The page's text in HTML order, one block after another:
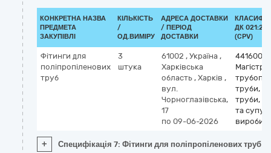
КОНКРЕТНА НАЗВА
ПРЕДМЕТА
ЗАКУПІВЛІ
КІЛЬКІСТЬ
/
ОД.ВИМІРУ
АДРЕСА ДОСТАВКИ
/ ПЕРІОД
ДОСТАВКИ
ДК
(CPV)
Фітинги для
поліпропіленових
труб
3
штука
61002 , Україна ,
Харківська
область , Харків ,
вул.
Чорноглазівська,
17
по 09-06-2026
труби,
труби,
та
вироби
+ Специфікація 7: Фітинги для поліпропіленових труб